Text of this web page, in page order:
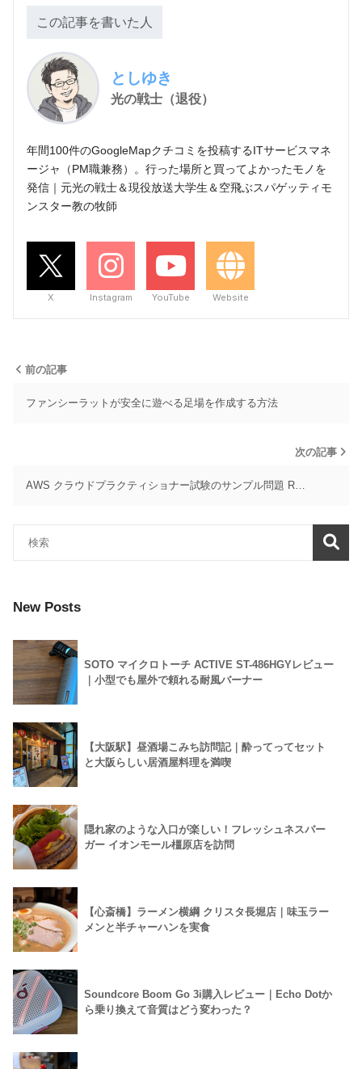
この記事を書いた人
としゆき
光の戦士（退役）
年間100件のGoogleMapクチコミを投稿するITサービスマネ
ージャ（PM職兼務）。行った場所と買ってよかったモノを
発信｜元光の戦士＆現役放送大学生＆空飛ぶスパゲッティモ
ンスター教の牧師
X Instagram YouTube Website
前の記事
ファンシーラットが安全に遊べる足場を作成する方法
次の記事
AWS クラウドプラクティショナー試験のサンプル問題 R…
New Posts
SOTO マイクロトーチ ACTIVE ST-486HGYレビュー
｜小型でも屋外で頼れる耐風バーナー
【大阪駅】昼酒場こみち訪問記｜酔ってってセット
と大阪らしい居酒屋料理を満喫
隠れ家のような入口が楽しい！フレッシュネスバー
ガー イオンモール橿原店を訪問
【心斎橋】ラーメン横綱 クリスタ長堀店｜味玉ラー
メンと半チャーハンを実食
Soundcore Boom Go 3i購入レビュー｜Echo Dotか
ら乗り換えて音質はどう変わった？